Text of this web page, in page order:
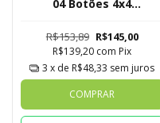
04 Botões 4x4
R$153,89 R$145,00
R$139,20 com Pix
3 x de R$48,33 sem juros
COMPRAR